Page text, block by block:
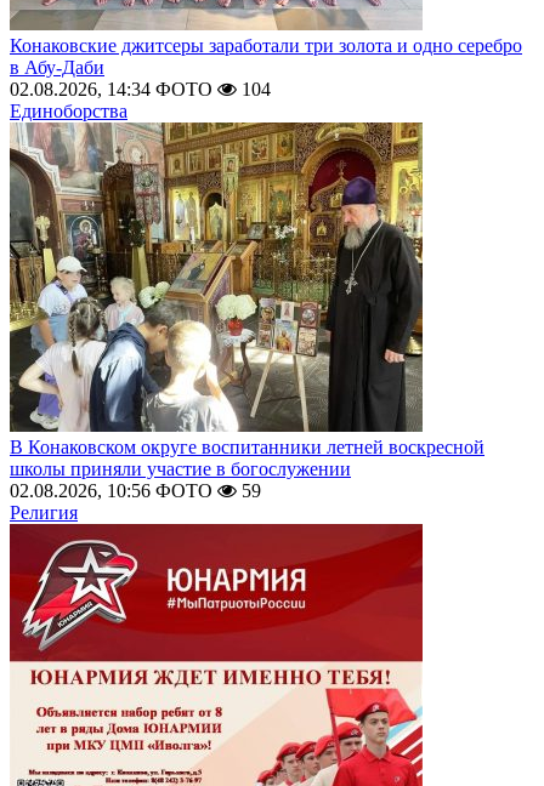
Конаковские джитсеры заработали три золота и одно серебро
в Абу-Даби
02.08.2026, 14:34 ФОТО
104
Единоборства
В Конаковском округе воспитанники летней воскресной
школы приняли участие в богослужении
02.08.2026, 10:56 ФОТО
59
Религия